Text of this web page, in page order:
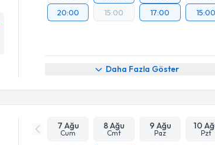
20:00
15:00
17:00
15:00
Daha Fazla Göster
7 Ağu
Cum
8 Ağu
Cmt
9 Ağu
Paz
10
Pzt